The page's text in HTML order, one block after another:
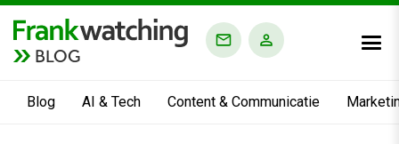
BLOG
Blog AI & Tech Content & Communicatie